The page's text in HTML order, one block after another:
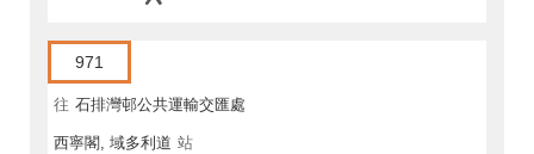
971
往 石排灣邨公共運輸交匯處
西寧閣, 域多利道 站